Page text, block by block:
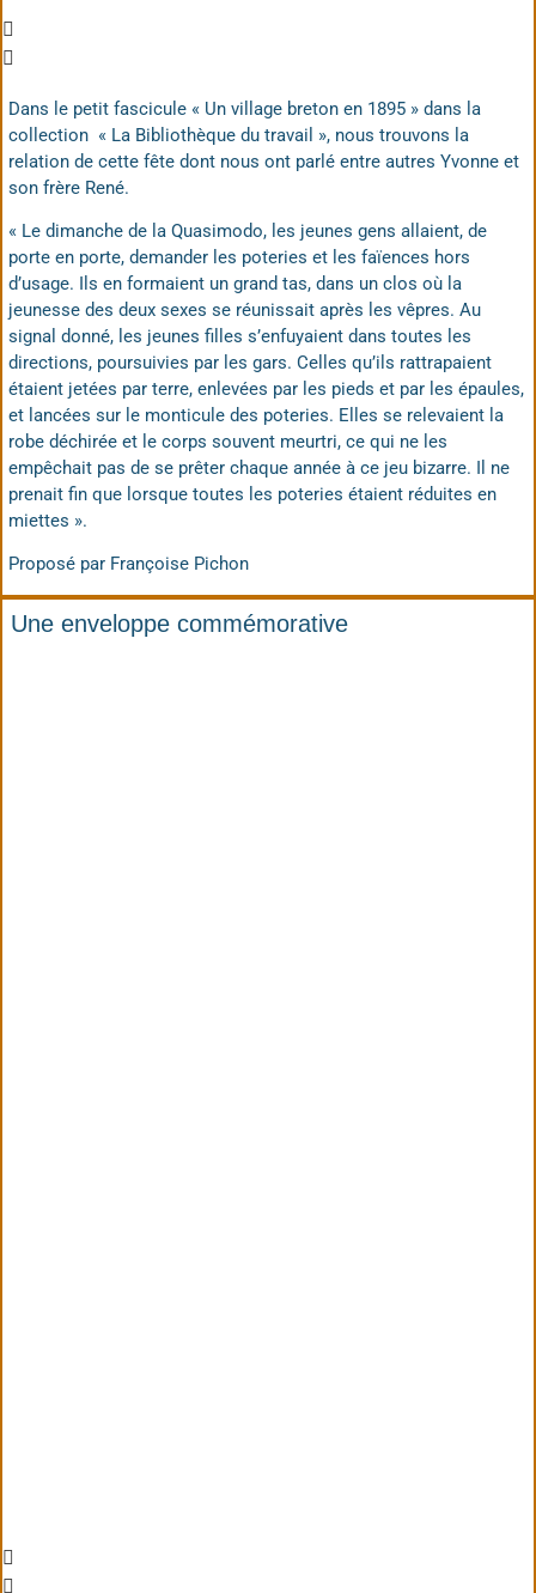
Dans le petit fascicule « Un village breton en 1895 » dans la
collection « La Bibliothèque du travail », nous trouvons la
relation de cette fête dont nous ont parlé entre autres Yvonne et
son frère René.
« Le dimanche de la Quasimodo, les jeunes gens allaient, de
porte en porte, demander les poteries et les faïences hors
d’usage. Ils en formaient un grand tas, dans un clos où la
jeunesse des deux sexes se réunissait après les vêpres. Au
signal donné, les jeunes filles s’enfuyaient dans toutes les
directions, poursuivies par les gars. Celles qu’ils rattrapaient
étaient jetées par terre, enlevées par les pieds et par les épaules,
et lancées sur le monticule des poteries. Elles se relevaient la
robe déchirée et le corps souvent meurtri, ce qui ne les
empêchait pas de se prêter chaque année à ce jeu bizarre. Il ne
prenait fin que lorsque toutes les poteries étaient réduites en
miettes ».
Proposé par Françoise Pichon
Une enveloppe commémorative